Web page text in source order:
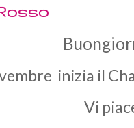
inizia il
Vi